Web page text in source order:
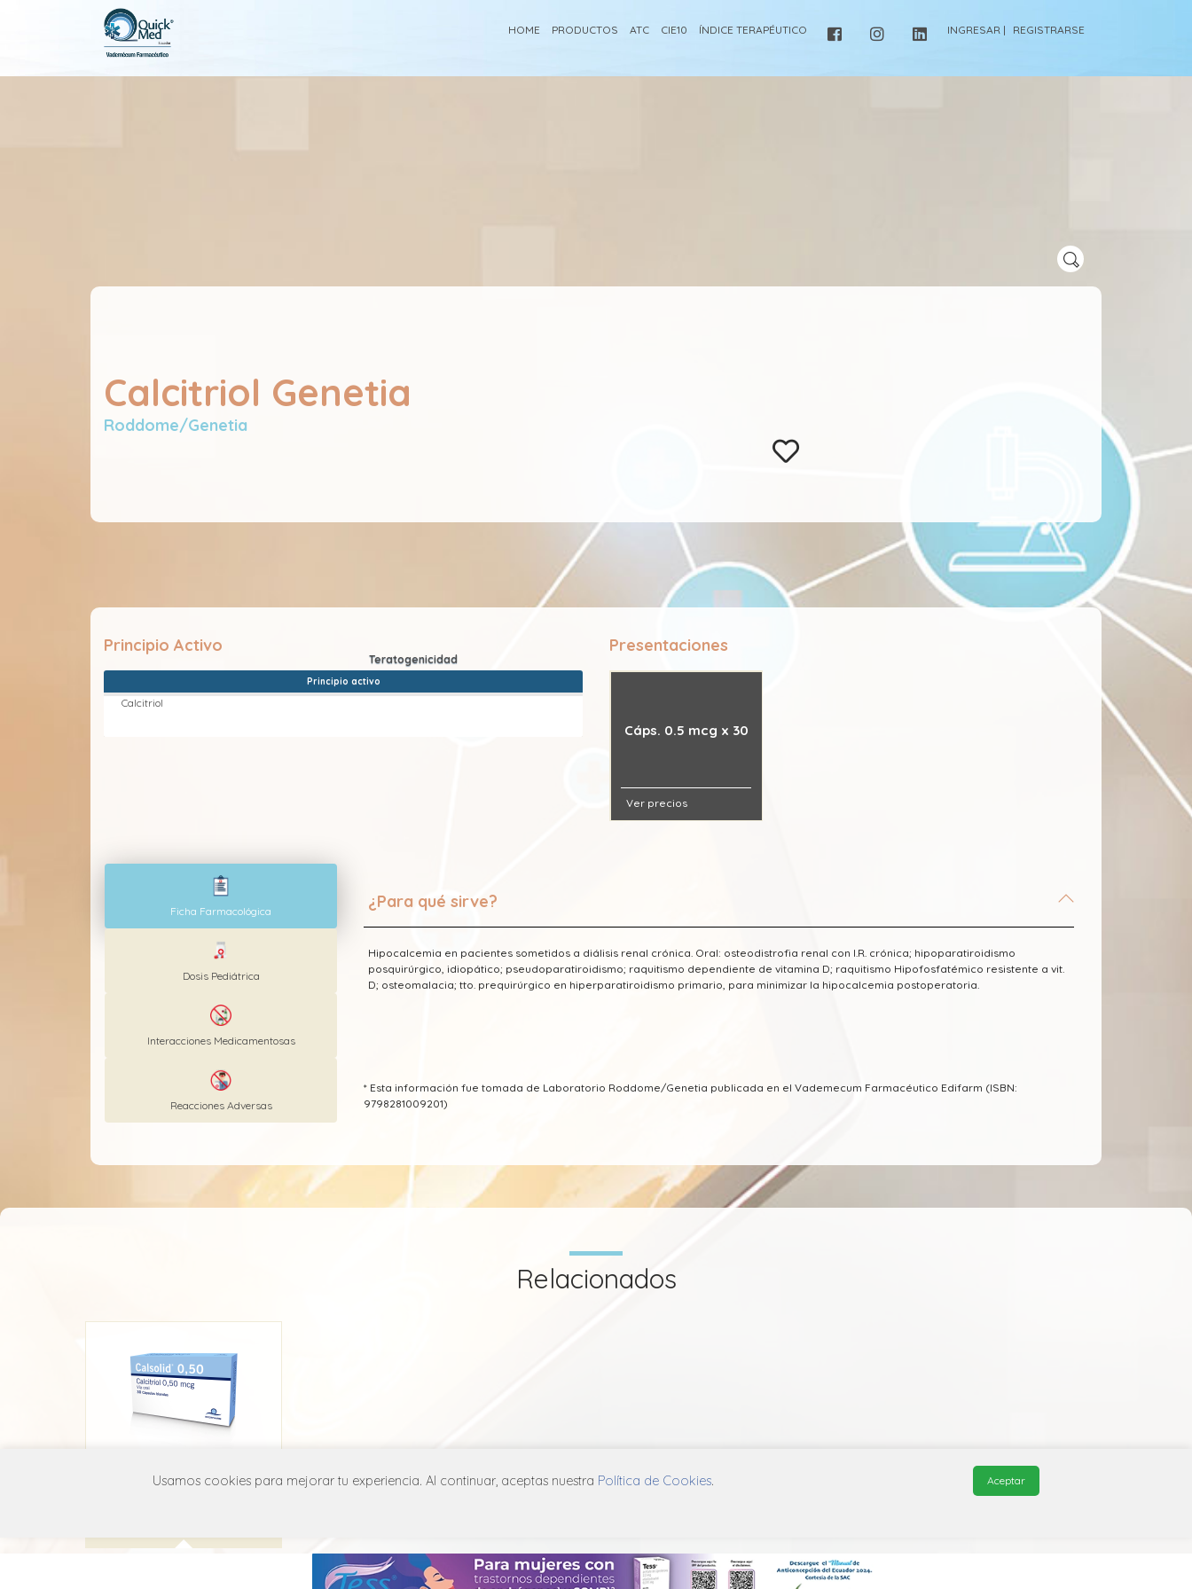
HOME PRODUCTOS ATC CIE10 ÍNDICE TERAPÉUTICO INGRESAR | REGISTRARSE
Calcitriol Genetia
Roddome/Genetia
Principio Activo
Principio activo
Calcitriol
Presentaciones
Cáps. 0.5 mcg x 30
Ver precios
Ficha Farmacológica
Dosis Pediátrica
Interacciones Medicamentosas
Reacciones Adversas
¿Para qué sirve?
Hipocalcemia en pacientes sometidos a diálisis renal crónica. Oral: osteodistrofia renal con I.R. crónica; hipoparatiroidismo
posquirúrgico, idiopático; pseudoparatiroidismo; raquitismo dependiente de vitamina D; raquitismo Hipofosfatémico resistente a vit.
D; osteomalacia; tto. prequirúrgico en hiperparatiroidismo primario, para minimizar la hipocalcemia postoperatoria.
* Esta información fue tomada de Laboratorio Roddome/Genetia publicada en el Vademecum Farmacéutico Edifarm (ISBN:
9798281009201)
Relacionados
Calsolid
Usamos cookies para mejorar tu experiencia. Al continuar, aceptas nuestra Política de Cookies. Aceptar